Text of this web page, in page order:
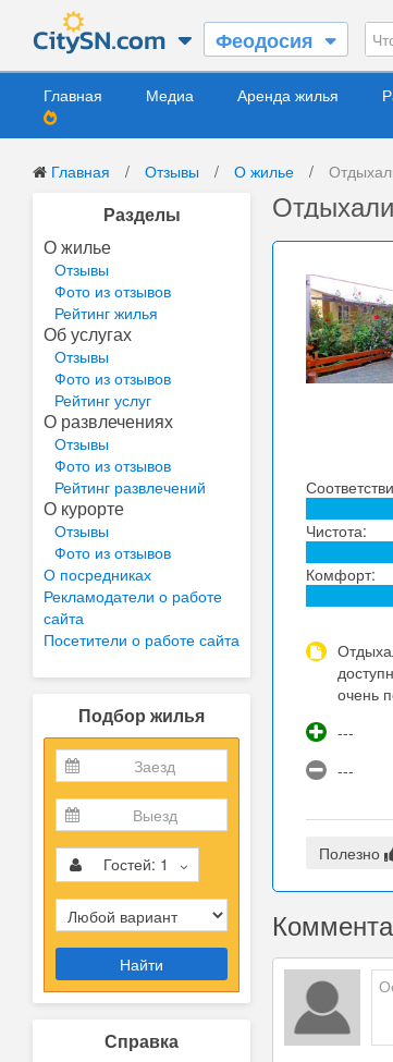
Феодосия
Главная Медиа Аренда жилья
Главная / Отзывы / О жилье /
Разделы
О жилье
Отзывы
Фото из отзывов
Рейтинг жилья
Об услугах
Отзывы
Фото из отзывов
Рейтинг услуг
О развлечениях
Отзывы
Фото из отзывов
Рейтинг развлечений
О курорте
Отзывы
Фото из отзывов
О посредниках
Рекламодатели о работе
сайта
Посетители о работе сайта
Подбор жилья
Гостей: 1
Найти
Справка
Чистота:
Комфорт:
очень
---
---
Полезно